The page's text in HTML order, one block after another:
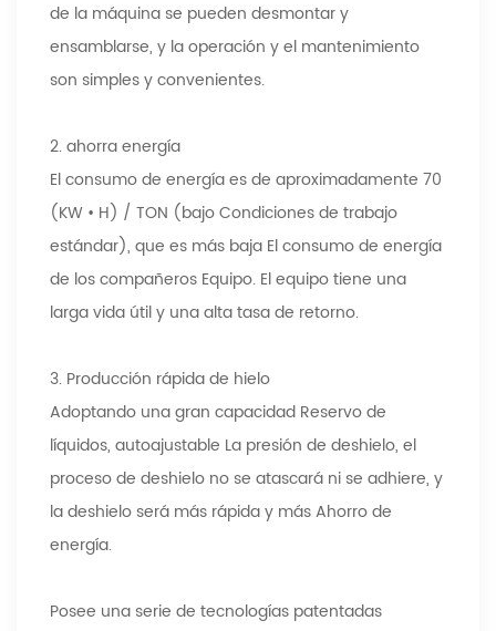
de la máquina se pueden desmontar y
ensamblarse, y la operación y el mantenimiento
son simples y convenientes.
2. ahorra energía
El consumo de energía es de aproximadamente 70
(KW • H) / TON (bajo Condiciones de trabajo
estándar), que es más baja El consumo de energía
de los compañeros Equipo. El equipo tiene una
larga vida útil y una alta tasa de retorno.
3. Producción rápida de hielo
Adoptando una gran capacidad Reservo de
líquidos, autoajustable La presión de deshielo, el
proceso de deshielo no se atascará ni se adhiere, y
la deshielo será más rápida y más Ahorro de
energía.
Posee una serie de tecnologías patentadas